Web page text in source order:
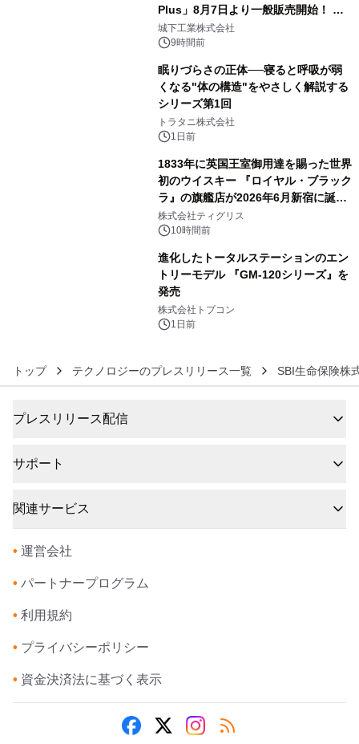
Plus」8月7日より一般販売開始！ ケ
ーブル1本つなぐだけ、テレビの音が
ぐっと豊かに
城下工業株式会社
9時間前
眠りづらさの正体──寝ると呼吸が弱
くなる"体の構造"をやさしく解説する
シリーズ第1回
トラタニ株式会社
1日前
1833年に英国王室御用達を賜った世界
初のウイスキー 『ロイヤル・ブラック
ラ』の旗艦店が2026年6月新宿に誕
生 バカルディ ジャパンと連携した
没入型バー「BAR Arca」
株式会社ティグリス
10時間前
進化したトータルステーションのエン
トリーモデル 『GM-120シリーズ』を
発売
株式会社トプコン
1日前
トップ テクノロジーのプレスリリース一覧 SBI生命保険株
プレスリリース配信
サポート
関連サービス
• 運営会社
• パートナープログラム
• 利用規約
• プライバシーポリシー
• 資金決済法に基づく表示